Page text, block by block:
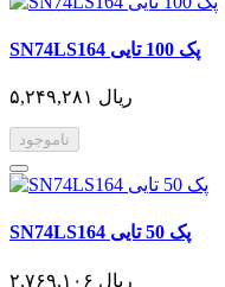
SN74LS164 پک 100 تایی
۵,۲۴۹,۲۸۱ ریال
ناموجود
SN74LS164 پک 50 تایی
۲,۷۶۹,۱۰۶ ریال